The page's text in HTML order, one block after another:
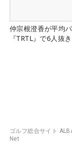
仲宗根澄香が平均
『TRTL』で6人抜き
ゴルフ総合サイト
Net